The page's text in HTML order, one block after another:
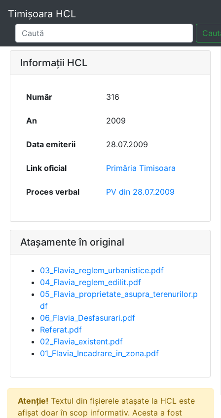
Timișoara HCL
Informații HCL
Număr 316
An 2009
Data emiterii 28.07.2009
Link oficial Primăria Timisoara
Proces verbal PV din 28.07.2009
Atașamente în original
03_Flavia_reglem_urbanistice.pdf
04_Flavia_reglem_edilit.pdf
05_Flavia_proprietate_asupra_terenurilor.p
df
06_Flavia_Desfasurari.pdf
Referat.pdf
02_Flavia_existent.pdf
01_Flavia_Incadrare_in_zona.pdf
Atenție! Textul din fișierele atașate la HCL este
afișat doar în scop informativ. Acesta a fost